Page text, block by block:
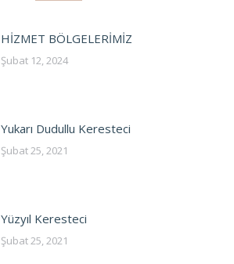
HİZMET BÖLGELERİMİZ
Şubat 12, 2024
Yukarı Dudullu Keresteci
Şubat 25, 2021
Yüzyıl Keresteci
Şubat 25, 2021